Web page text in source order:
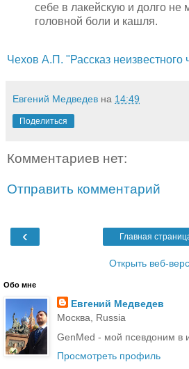
себе в лакейскую и долго не
головной боли и кашля.
Чехов А.П. "Рассказ неизвестного
Евгений Медведев на 14:49
Поделиться
Комментариев нет:
Отправить комментарий
‹ Главная
Открыть веб-
Обо мне
Евгений Медведев
Москва, Russia
GenMed - мой псевдоним в
Просмотреть профиль